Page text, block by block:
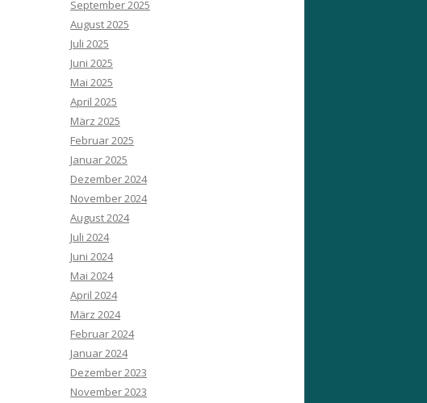
September 2025
August 2025
Juli 2025
Juni 2025
Mai 2025
April 2025
März 2025
Februar 2025
Januar 2025
Dezember 2024
November 2024
August 2024
Juli 2024
Juni 2024
Mai 2024
April 2024
März 2024
Februar 2024
Januar 2024
Dezember 2023
November 2023